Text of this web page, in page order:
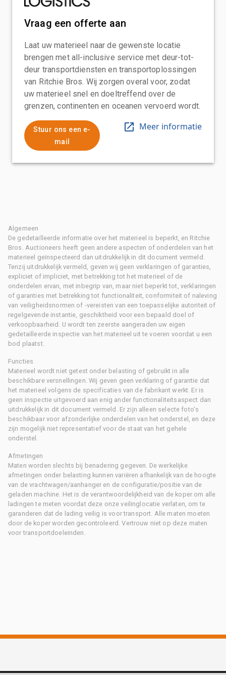
Vraag een offerte aan
Laat uw materieel naar de gewenste locatie
brengen met all-inclusive service met deur-tot-
deur transportdiensten en transportoplossingen
van Ritchie Bros. Wij zorgen overal voor, zodat
uw materieel snel en doeltreffend over de
grenzen, continenten en oceanen vervoerd wordt.
Stuur ons een e-
mail
Meer informatie
Algemeen
De gedetailleerde informatie over het materieel is beperkt, en Ritchie
Bros. Auctioneers heeft geen andere aspecten of onderdelen van het
materieel geïnspecteerd dan uitdrukkelijk in dit document vermeld.
Tenzij uitdrukkelijk vermeld, geven wij geen verklaringen of garanties,
expliciet of impliciet, met betrekking tot het materieel of de
onderdelen ervan, met inbegrip van, maar niet beperkt tot, verklaringen
of garanties met betrekking tot functionaliteit, conformiteit of naleving
van veiligheidsnormen of -vereisten van een toepasselijke autoriteit of
regelgevende instantie, geschiktheid voor een bepaald doel of
verkoopbaarheid. U wordt ten zeerste aangeraden uw eigen
gedetailleerde inspectie van het materieel uit te voeren voordat u een
bod plaatst.
Functies
Materieel wordt niet getest onder belasting of gebruikt in alle
beschikbare versnellingen. Wij geven geen verklaring of garantie dat
het materieel volgens de specificaties van de fabrikant werkt. Er is
geen inspectie uitgevoerd aan enig ander functionaliteitsaspect dan
uitdrukkelijk in dit document vermeld. Er zijn alleen selecte foto's
beschikbaar voor afzonderlijke onderdelen van het onderstel, en deze
zijn mogelijk niet representatief voor de staat van het gehele
onderstel.
Afmetingen
Maten worden slechts bij benadering gegeven. De werkelijke
afmetingen onder belasting kunnen variëren afhankelijk van de hoogte
van de vrachtwagen/aanhanger en de configuratie/positie van de
geladen machine. Het is de verantwoordelijkheid van de koper om alle
ladingen te meten voordat deze onze veilinglocatie verlaten, om te
garanderen dat de lading veilig is voor transport. Alle maten moeten
door de koper worden gecontroleerd. Vertrouw niet op deze maten
voor transportdoeleinden.